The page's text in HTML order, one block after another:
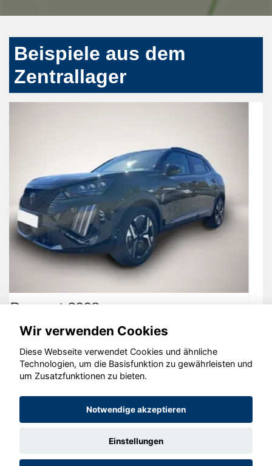
Beispiele aus dem
Zentrallager
Volkswagen Golf
© konjunkturmotor.de GmbH 2020 - 2026
Wir verwenden Cookies
Diese Webseite verwendet Cookies und ähnliche
Technologien, um die Basisfunktion zu gewährleisten und
um Zusatzfunktionen zu bieten.
Notwendige akzeptieren
Einstellungen